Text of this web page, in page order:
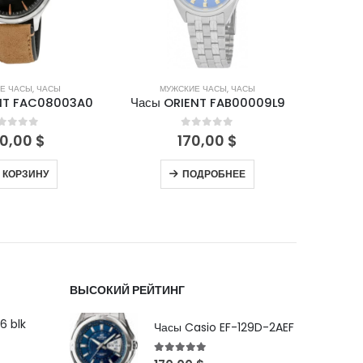
ЧАСЫ, ЧАСЫ
FAB00009L9
of 5
$
ЖЕНСКИЕ ЧАСЫ, ЧАСЫ
Часы ORIENT FQCBB004W0
0out of 5
160,00 $
ПОДРОБНЕЕ
blk
ВЫСОКИЙ РЕЙТИНГ
Часы Casio EF-129D-2AEF
5out of 5